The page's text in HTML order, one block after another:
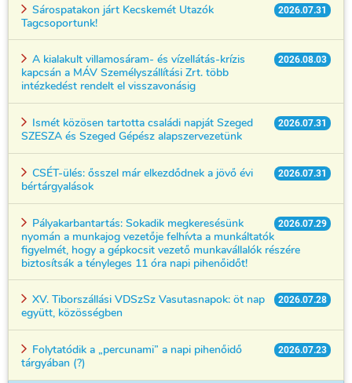
2026.07.31
Sárospatakon járt Kecskemét Utazók
Tagcsoportunk!
2026.08.03
A kialakult villamosáram- és vízellátás-krízis
kapcsán a MÁV Személyszállítási Zrt. több
intézkedést rendelt el visszavonásig
2026.07.31
Ismét közösen tartotta családi napját Szeged
SZESZA és Szeged Gépész alapszervezetünk
2026.07.31
CSÉT-ülés: ősszel már elkezdődnek a jövő évi
bértárgyalások
2026.07.29
Pályakarbantartás: Sokadik megkeresésünk
nyomán a munkajog vezetője felhívta a munkáltatók
figyelmét, hogy a gépkocsit vezető munkavállalók részére
biztosítsák a tényleges 11 óra napi pihenőidőt!
2026.07.28
XV. Tiborszállási VDSzSz Vasutasnapok: öt nap
együtt, közösségben
2026.07.23
Folytatódik a „percunami” a napi pihenőidő
tárgyában (?)